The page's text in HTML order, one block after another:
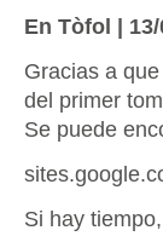
En Tòfol |
Gracias a
del primer
Se puede
Si hay